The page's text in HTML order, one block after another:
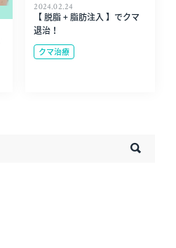
2024.02.24
【 脱脂 + 脂肪注入 】でクマ
退治！
クマ治療